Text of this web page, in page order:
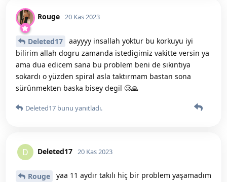
Rouge 20 Kas 2023
Deleted17
aayyyy insallah yoktur bu korkuyu iyi
bilirim allah dogru zamanda istedigimiz vakitte versin ya
ama dua edicem sana bu problem beni de sıkıntıya
sokardı o yüzden spiral asla taktırmam bastan sona
sürünmekten baska bisey degil 🥲🙏
Deleted17 bunu yanıtladı.
D Deleted17 20 Kas 2023
Rouge
yaa 11 aydır takılı hiç bir problem yaşamadım